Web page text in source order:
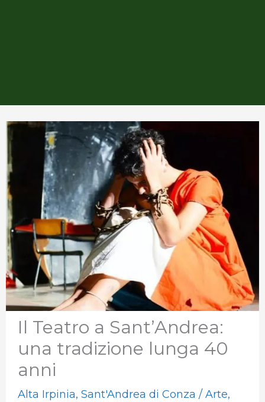
Il Teatro a Sant’Andrea:
una tradizione lunga 40
anni
Alta Irpinia, Sant'Andrea di Conza / Arte,